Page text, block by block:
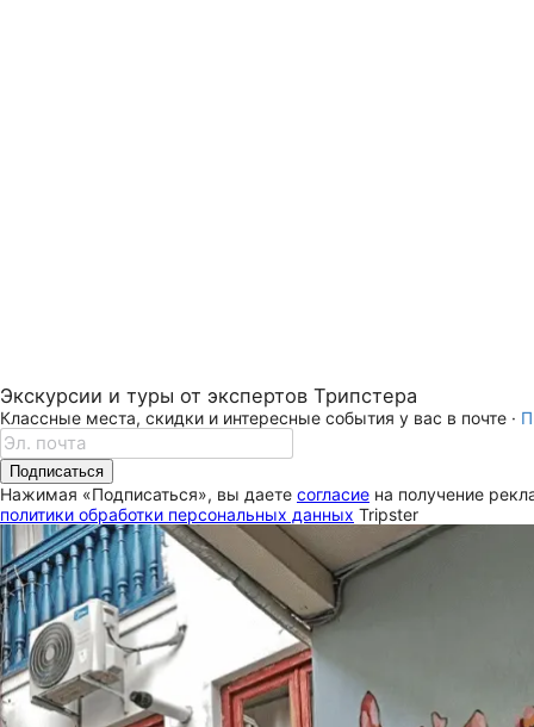
Экскурсии и туры от экспертов Трипстера
Классные места, скидки и интересные события у вас в почте ·
Подписаться
Нажимая «Подписаться», вы даете согласие на получение
политики обработки персональных данных Tripster